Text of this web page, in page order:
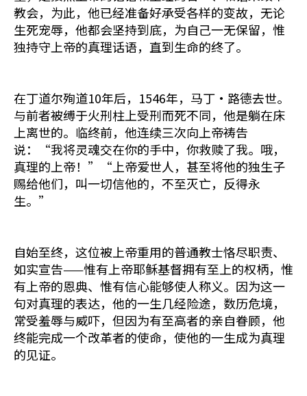
教会，为此，他已经准备好承受各样的变故，无论
生死宠辱，他都会坚持到底，为自己一无保留，惟
独持守上帝的真理话语，直到生命的终了。
在丁道尔殉道10年后，1546年，马丁·路德去世。
与前者被缚于火刑柱上受刑而死不同，他是躺在床
上离世的。临终前，他连续三次向上帝祷告
说：“我将灵魂交在你的手中，你救赎了我。哦，
真理的上帝！”“上帝爱世人，甚至将他的独生子
赐给他们，叫一切信他的，不至灭亡，反得永
生。”
自始至终，这位被上帝重用的普通教士恪尽职责、
如实宣告——惟有上帝耶稣基督拥有至上的权柄，惟
有上帝的恩典、惟有信心能够使人称义。因为这一
句对真理的表达，他的一生几经险途，数历危境，
常受羞辱与威吓，但因为有至高者的亲自眷顾，他
终能完成一个改革者的使命，使他的一生成为真理
的见证。